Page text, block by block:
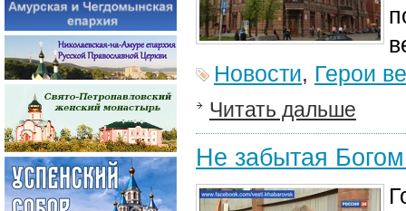
Новости, Герои
Читать дальше
Не забытая